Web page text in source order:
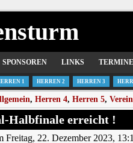
SPONSOREN LINKS TERMINE
1 HERREN 2 HERREN 3
, Herren 4, Herren 5,
Halbfinale erreicht !
Freitag, 22. Dezember 2023,